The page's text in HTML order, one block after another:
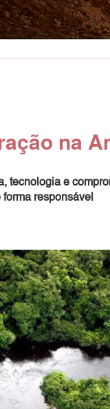
na
tecnologia e
responsável